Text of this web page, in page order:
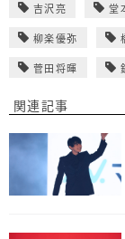
吉沢亮 堂
柳楽優弥
菅田将暉
関連記事